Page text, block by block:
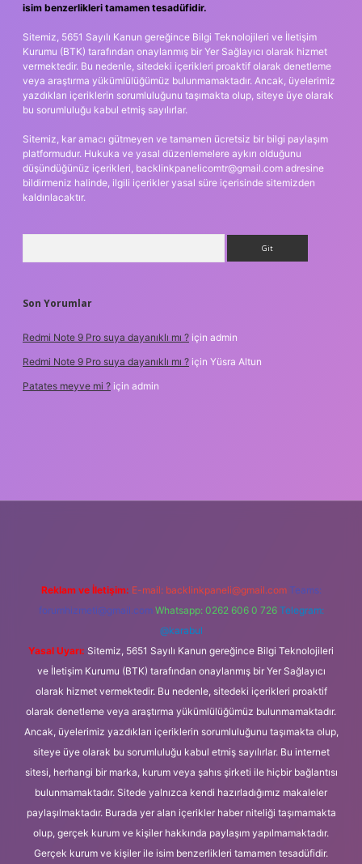
isim benzerlikleri tamamen tesadüfidir.
Sitemiz, 5651 Sayılı Kanun gereğince Bilgi Teknolojileri ve İletişim
Kurumu (BTK) tarafından onaylanmış bir Yer Sağlayıcı olarak hizmet
vermektedir. Bu nedenle, sitedeki içerikleri proaktif olarak denetleme
veya araştırma yükümlülüğümüz bulunmamaktadır. Ancak, üyelerimiz
yazdıkları içeriklerin sorumluluğunu taşımakta olup, siteye üye olarak
bu sorumluluğu kabul etmiş sayılırlar.
Sitemiz, kar amacı gütmeyen ve tamamen ücretsiz bir bilgi paylaşım
platformudur. Hukuka ve yasal düzenlemelere aykırı olduğunu
düşündüğünüz içerikleri, backlinkpanelicomtr@gmail.com adresine
bildirmeniz halinde, ilgili içerikler yasal süre içerisinde sitemizden
kaldırılacaktır.
Son Yorumlar
Redmi Note 9 Pro suya dayanıklı mı ? için admin
Redmi Note 9 Pro suya dayanıklı mı ? için Yüsra Altun
Patates meyve mi ? için admin
Reklam ve İletişim: E-mail: backlinkpaneli@gmail.com Teams:
forumhizmeti@gmail.com Whatsapp: 0262 606 0 726 Telegram:
@karabul
Yasal Uyarı: Sitemiz, 5651 Sayılı Kanun gereğince Bilgi Teknolojileri
ve İletişim Kurumu (BTK) tarafından onaylanmış bir Yer Sağlayıcı
olarak hizmet vermektedir. Bu nedenle, sitedeki içerikleri proaktif
olarak denetleme veya araştırma yükümlülüğümüz bulunmamaktadır.
Ancak, üyelerimiz yazdıkları içeriklerin sorumluluğunu taşımakta olup,
siteye üye olarak bu sorumluluğu kabul etmiş sayılırlar. Bu internet
sitesi, herhangi bir marka, kurum veya şahıs şirketi ile hiçbir bağlantısı
bulunmamaktadır. Sitede yalnızca kendi hazırladığımız makaleler
paylaşılmaktadır. Burada yer alan içerikler haber niteliği taşımamakta
olup, gerçek kurum ve kişiler hakkında paylaşım yapılmamaktadır.
Gerçek kurum ve kişiler ile isim benzerlikleri tamamen tesadüfidir.